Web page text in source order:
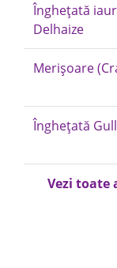
Înghețată
Delhaize
Merișoare
Înghețată
Vezi toate